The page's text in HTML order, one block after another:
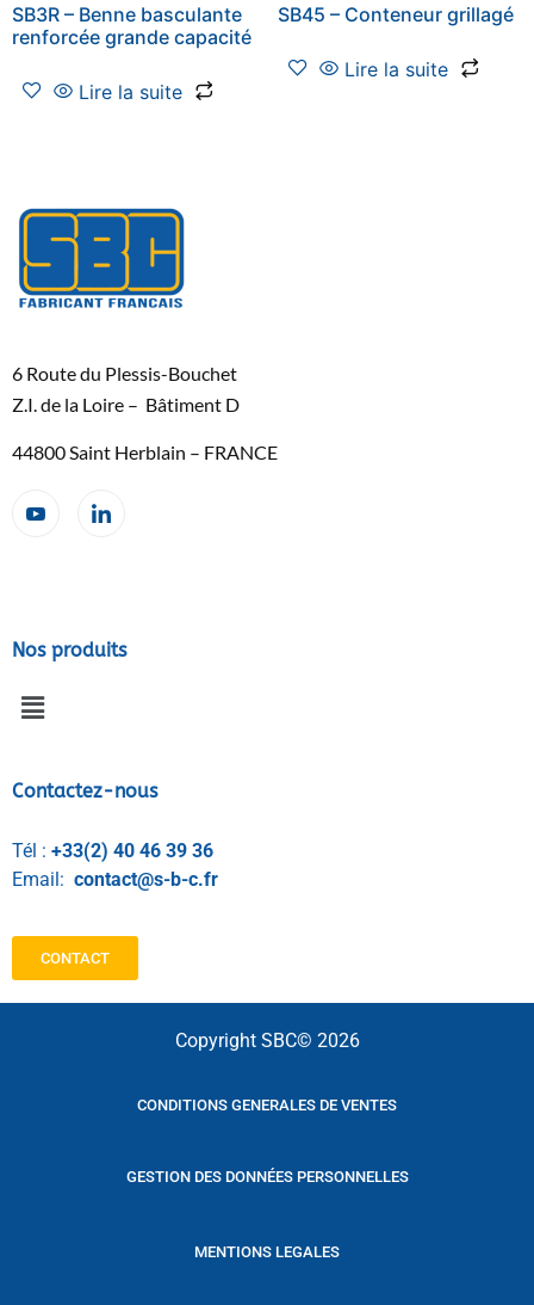
SB3R – Benne basculante
renforcée grande capacité
Lire la suite
SB45 – Conteneur grillagé
Lire la suite
6 Route du Plessis-Bouchet
Z.I. de la Loire – Bâtiment D
44800 Saint Herblain – FRANCE
Nos produits
Contactez-nous
Tél : +33(2) 40 46 39 36
Email: contact@s-b-c.fr
CONTACT
Copyright SBC© 2026
CONDITIONS GENERALES DE VENTES
GESTION DES DONNÉES PERSONNELLES
MENTIONS LEGALES